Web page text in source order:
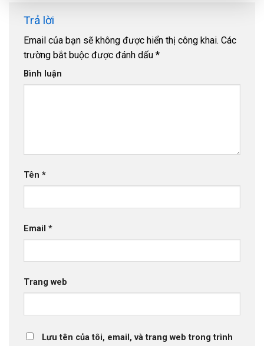
Trả lời
Email của bạn sẽ không được hiển thị công khai. Các
trường bắt buộc được đánh dấu *
Bình luận
Tên *
Email *
Trang web
Lưu tên của tôi, email, và trang web trong trình